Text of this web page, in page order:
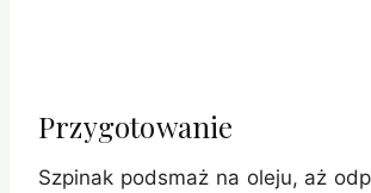
Przygotowanie
Szpinak podsmaż na oleju, aż